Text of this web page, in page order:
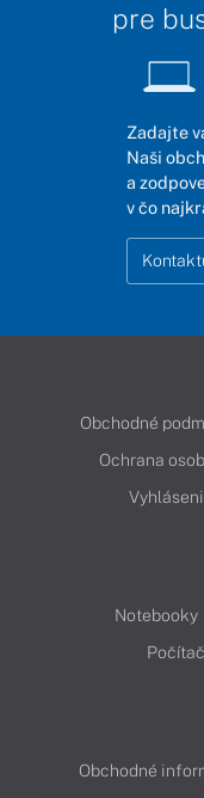
pre
Zadajte
Naši
a
v čo
Obchodné
Ochrana
Notebooky
Obchodné